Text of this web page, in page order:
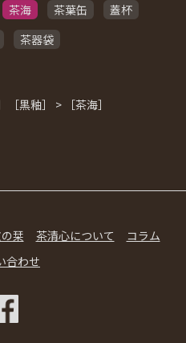
茶海 茶葉缶
蓋杯
茶器袋
［黒釉］ > ［茶海］
栞 茶清心について
コラム
合わせ